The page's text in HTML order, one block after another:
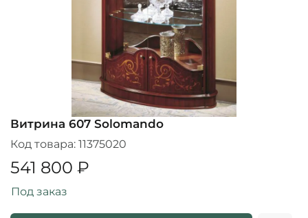
Витрина 607 Solomando
Код товара: 11375020
541 800 ₽
Под заказ